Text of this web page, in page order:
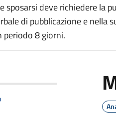
sposarsi deve richiedere la
di pubblicazione e nella
periodo 8 giorni.